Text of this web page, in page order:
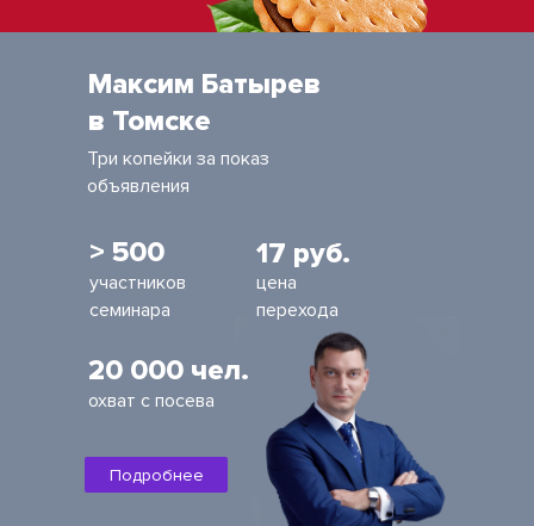
Максим Батырев
в Томске
Три копейки за показ
объявления
участников
семинара
> 500 17 руб.
20 000 чел.
цена
перехода
охват с посева
Подробнее